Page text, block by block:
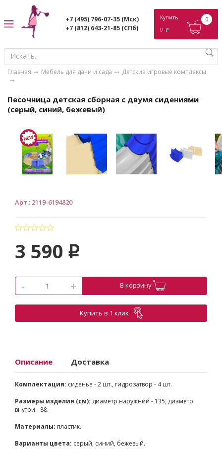
+7 (495) 796-07-35 (Мск)
+7 (812) 643-21-85 (СПб)
Купить
0 p
0
Главная Мебель для дачи и сада Детские игровые комплексы
Песочница детская сборная с двумя сидениями
(серый, синий, бежевый)
Арт.: 2119-6194820
3 590 p
- + В корзину
Купить в 1 клик
Описание Доставка
Комплектация: сиденье - 2 шт., гидрозатвор - 4 шт.
Размеры изделия (см): диаметр наружний - 135, диаметр
внутри - 88.
Материалы: пластик.
Варианты цвета: серый, синий, бежевый.